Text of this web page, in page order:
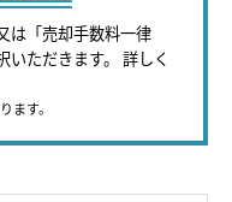
は「売却手数料一律
いただきます。 詳しく
ます。